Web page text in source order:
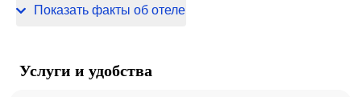
15 номеров
Показать факты об отеле
Услуги и удобства